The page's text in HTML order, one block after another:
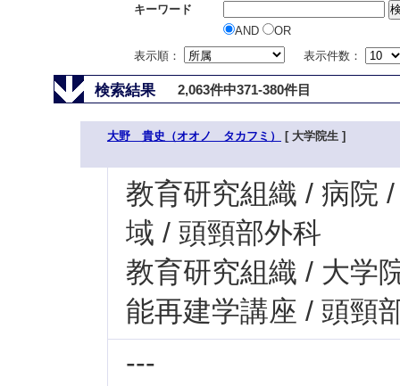
キーワード
AND
OR
表示順：
表示件数：
検索結果 2,063件中371-380件目
大野 貴史（オオノ タカフミ） [ 大学院生 ]
教育研究組織 / 病院
域 / 頭頸部外科
教育研究組織 / 大学
能再建学講座 / 頭頸
---